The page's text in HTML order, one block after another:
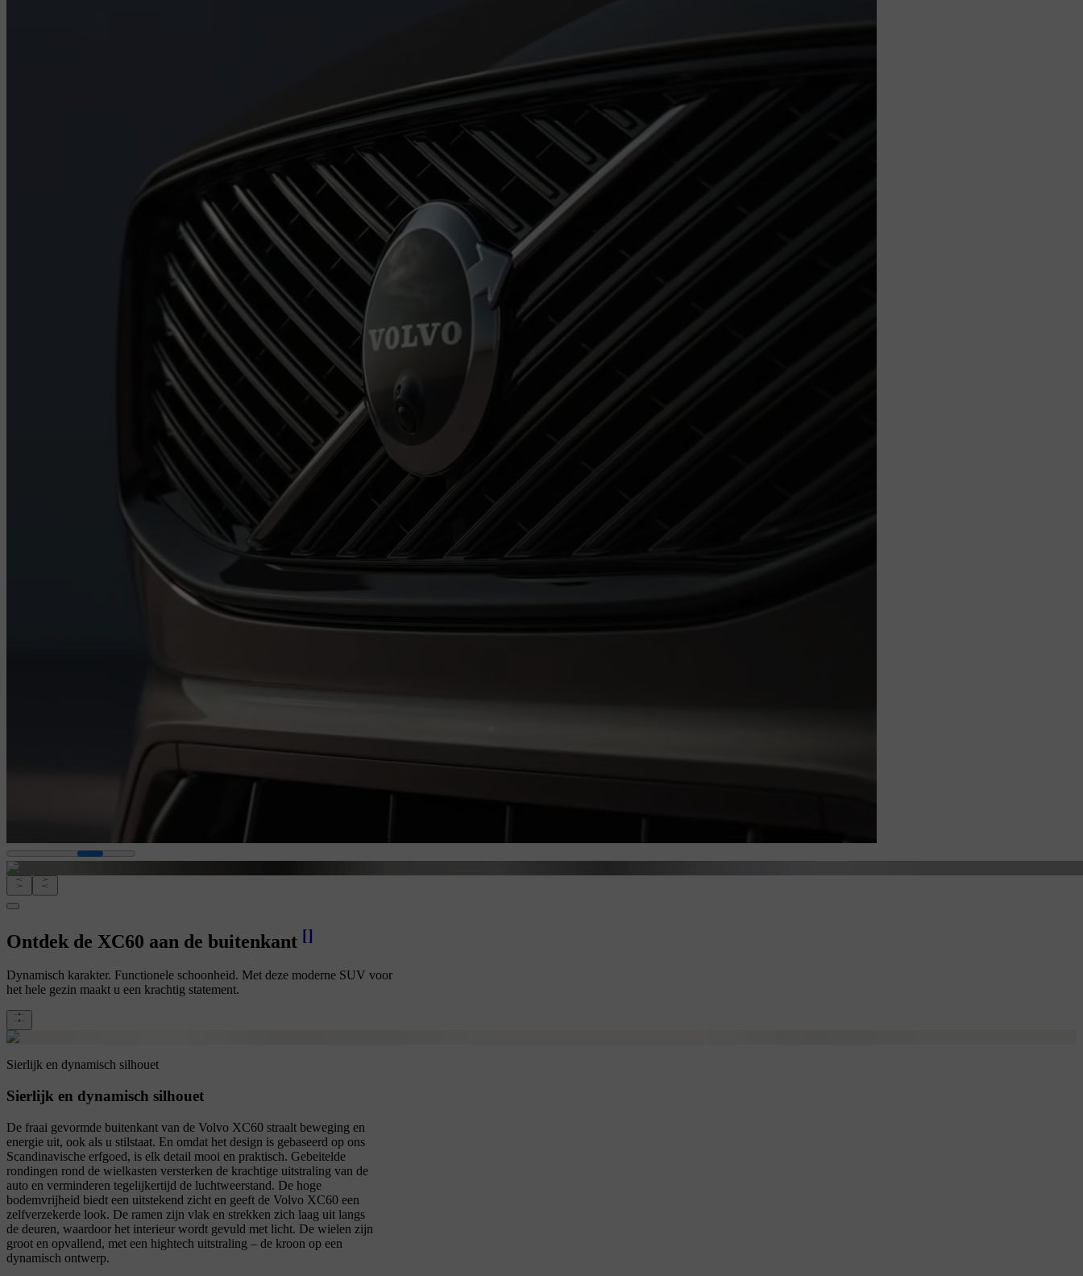
Ontdek de XC60 aan de buitenkant []
Dynamisch karakter. Functionele schoonheid. Met deze moderne SUV voor
het hele gezin maakt u een krachtig statement.
Sierlijk en dynamisch silhouet
Sierlijk en dynamisch silhouet
De fraai gevormde buitenkant van de Volvo XC60 straalt beweging en
energie uit, ook als u stilstaat. En omdat het design is gebaseerd op ons
Scandinavische erfgoed, is elk detail mooi en praktisch. Gebeitelde
rondingen rond de wielkasten versterken de krachtige uitstraling van de
auto en verminderen tegelijkertijd de luchtweerstand. De hoge
bodemvrijheid biedt een uitstekend zicht en geeft de Volvo XC60 een
zelfverzekerde look. De ramen zijn vlak en strekken zich laag uit langs
de deuren, waardoor het interieur wordt gevuld met licht. De wielen zijn
groot en opvallend, met een hightech uitstraling – de kroon op een
dynamisch ontwerp.